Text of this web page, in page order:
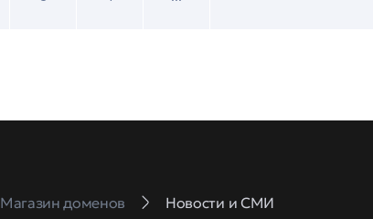
Магазин доменов Новости и СМИ